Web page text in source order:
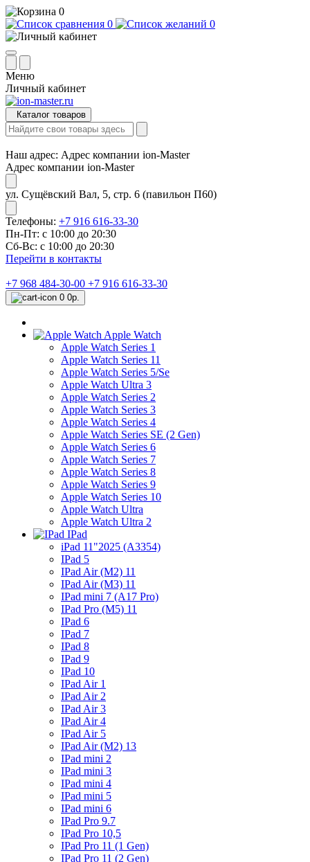
0
0
0
Меню
Личный кабинет
Каталог товаров
Наш адрес: Адрес компании ion-Master
Адрес компании ion-Master
ул. Сущёвский Вал, 5, стр. 6 (павильон П60)
Телефоны: +7 916 616-33-30
Пн-Пт: с 10:00 до 20:30
Сб-Вс: с 10:00 до 20:30
Перейти в контакты
+7 968 484-30-00 +7 916 616-33-30
0 0р.
Apple Watch
Apple Watch Series 1
Apple Watch Series 11
Apple Watch Series 5/Se
Apple Watch Ultra 3
Apple Watch Series 2
Apple Watch Series 3
Apple Watch Series 4
Apple Watch Series SE (2 Gen)
Apple Watch Series 6
Apple Watch Series 7
Apple Watch Series 8
Apple Watch Series 9
Apple Watch Series 10
Apple Watch Ultra
Apple Watch Ultra 2
IPad
iPad 11"2025 (A3354)
IPad 5
IPad Air (M2) 11
IPad Air (M3) 11
IPad mini 7 (A17 Pro)
IPad Pro (M5) 11
IPad 6
IPad 7
IPad 8
IPad 9
IPad 10
IPad Air 1
IPad Air 2
IPad Air 3
IPad Air 4
IPad Air 5
IPad Air (M2) 13
IPad mini 2
IPad mini 3
IPad mini 4
IPad mini 5
IPad mini 6
IPad Pro 9.7
IPad Pro 10,5
IPad Pro 11 (1 Gen)
IPad Pro 11 (2 Gen)